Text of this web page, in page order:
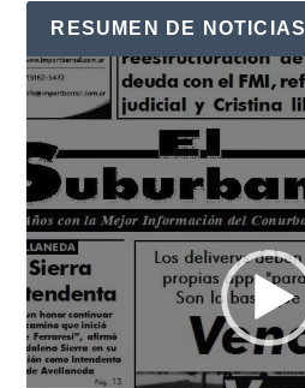
RESUMEN DE NOTICIAS
Reproductor
de
vídeo